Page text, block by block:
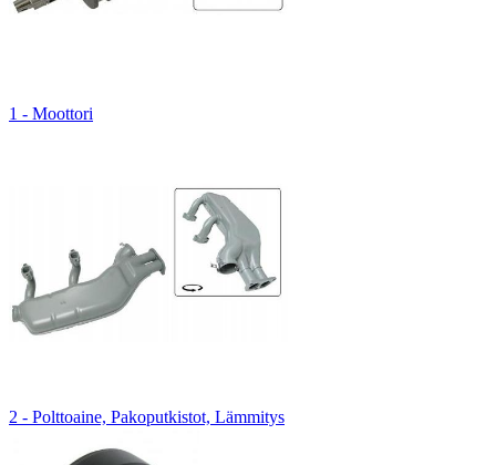
1 - Moottori
2 - Polttoaine, Pakoputkistot, Lämmitys